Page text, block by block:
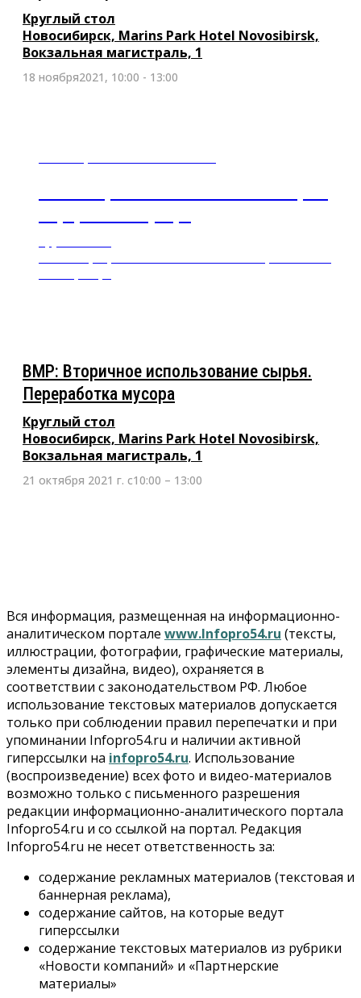
Круглый стол
Новосибирск, Marins Park Hotel Novosibirsk,
Вокзальная магистраль, 1
18 ноября2021, 10:00 - 13:00
ВМР: Вторичное использование сырья.
Переработка мусора
Круглый стол
Новосибирск, Marins Park Hotel Novosibirsk,
Вокзальная магистраль, 1
21 октября 2021 г. с10:00 – 13:00
Вся информация, размещенная на информационно-
аналитическом портале www.Infopro54.ru (тексты,
иллюстрации, фотографии, графические материалы,
элементы дизайна, видео), охраняется в
соответствии с законодательством РФ. Любое
использование текстовых материалов допускается
только при соблюдении правил перепечатки и при
упоминании Infopro54.ru и наличии активной
гиперссылки на infopro54.ru. Использование
(воспроизведение) всех фото и видео-материалов
возможно только с письменного разрешения
редакции информационно-аналитического портала
Infopro54.ru и со ссылкой на портал. Редакция
Infopro54.ru не несет ответственность за:
содержание рекламных материалов (текстовая и
баннерная реклама),
содержание сайтов, на которые ведут
гиперссылки
содержание текстовых материалов из рубрики
«Новости компаний» и «Партнерские
материалы»